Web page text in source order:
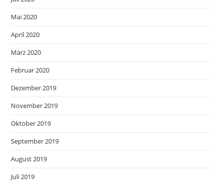
Mai 2020
April 2020
März 2020
Februar 2020
Dezember 2019
November 2019
Oktober 2019
September 2019
August 2019
Juli 2019